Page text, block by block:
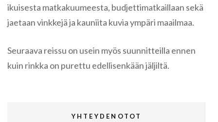
ikuisesta matkakuumeesta, budjettimatkaillaan sekä
jaetaan vinkkejä ja kauniita kuvia ympäri maailmaa.
Seuraava reissu on usein myös suunnitteilla ennen
kuin rinkka on purettu edellisenkään jäljiltä.
YHTEYDENOTOT